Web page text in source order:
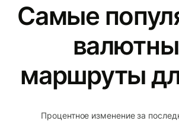
Самые
маршруты
Процентное изменение за